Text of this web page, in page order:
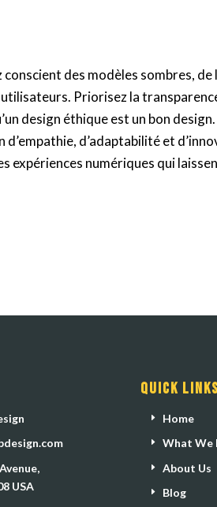
des modèles sombres, de
Priorisez la
design éthique est un bon design.
d’adaptabilité et
expériences numériques qui
USA
Quick Links
Home
What We
About Us
Blog